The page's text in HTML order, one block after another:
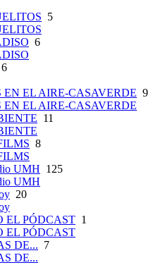
5
6
6
EN EL AIRE-CASAVERDE 9
EN EL AIRE-CASAVERDE
11
8
UMH 125
UMH
20
EL PÓDCAST 1
EL PÓDCAST
DE... 7
DE...